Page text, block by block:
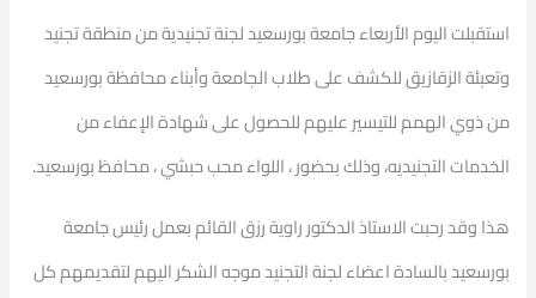
استقبلت اليوم الأربعاء جامعة بورسعيد لجنة تجنيدية من منطقة تجنيد
وتعبئة الزقازيق للكشف على طلاب الجامعة وأبناء محافظة بورسعيد
من ذوي الهمم للتيسير عليهم للحصول على شهادة الإعفاء من
الخدمات التجنيديه، وذلك بحضور ، اللواء محب حبشي ، محافظ بورسعيد.
هذا وقد رحبت الاستاذ الدكتور راوية رزق القائم بعمل رئيس جامعة
بورسعيد بالسادة اعضاء لجنة التجنيد موجه الشكر اليهم لتقديمهم كل